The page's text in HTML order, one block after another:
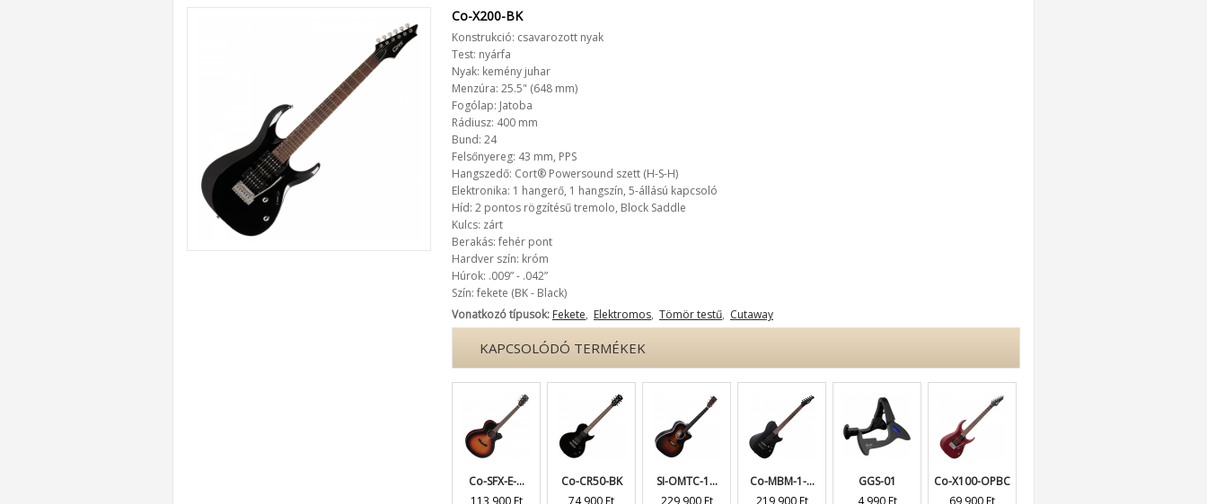
Co-X200-BK
Konstrukció: csavarozott nyak
Test: nyárfa
Nyak: kemény juhar
Menzúra: 25.5" (648 mm)
Fogólap: Jatoba
Rádiusz: 400 mm
Bund: 24
Felsőnyereg: 43 mm, PPS
Hangszedő: Cort® Powersound szett (H-S-H)
Elektronika: 1 hangerő, 1 hangszín, 5-állású kapcsoló
Híd: 2 pontos rögzítésű tremolo, Block Saddle
Kulcs: zárt
Berakás: fehér pont
Hardver szín: króm
Húrok: .009” - .042”
Szín: fekete (BK - Black)
Vonatkozó típusok: Fekete, Elektromos, Tömör testű, Cutaway
KAPCSOLÓDÓ TERMÉKEK
Co-SFX-E-...
113 900 Ft
Co-CR50-BK
74 900 Ft
SI-OMTC-1...
229 900 Ft
Co-MBM-1-...
219 900 Ft
GGS-01
4 990 Ft
Co-X100-OPBC
69 900 Ft